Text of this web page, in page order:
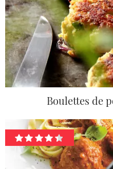
Boulettes de